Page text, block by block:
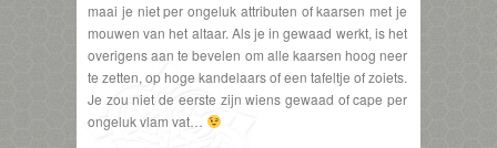
maai je niet per ongeluk attributen of kaarsen met je
mouwen van het altaar. Als je in gewaad werkt, is het
overigens aan te bevelen om alle kaarsen hoog neer
te zetten, op hoge kandelaars of een tafeltje of zoiets.
Je zou niet de eerste zijn wiens gewaad of cape per
ongeluk vlam vat…